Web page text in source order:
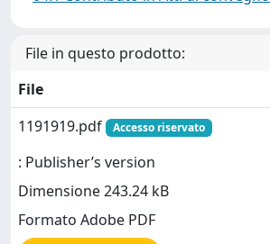
File in questo prodotto:
File
1191919.pdf
Accesso riservato
: Publisher’s version
Dimensione 243.24 kB
Formato Adobe PDF